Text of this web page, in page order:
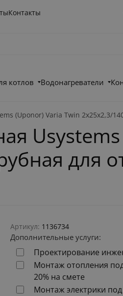
Контакты
котлов Водонагреватели
(Uponor) Varia Twin 2x25x2,3/
для
Артикул: 1136734
Дополнительные услуги:
Проектирование
Монтаж отопления
20% на смете
Монтаж электрики